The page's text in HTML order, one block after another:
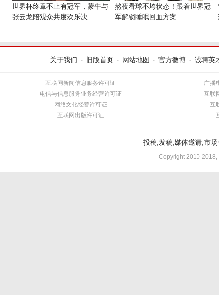
世界杯终章不止有冠军，蒙牛与
张云龙陪观众共度欢乐决..
熬夜看球不垮状态！跟着世界冠
军解锁睡眠回血方案..
关于我们 - 旧版首页 - 网站地图 - 官方微博 - 诚聘英
互联网新闻信息服务许可证
电信与信息服务业务经营许可证
网络文化经营许可证
互联网出版许可证
广播
互联
互
投稿,发稿,媒体邀请,市
Copyright 2010-2018,